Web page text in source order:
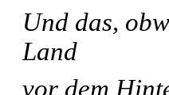
Und das,
Land
vor dem